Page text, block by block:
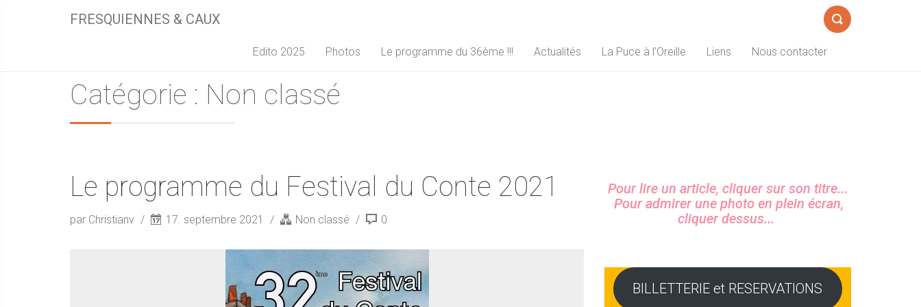
FRESQUIENNES & CAUX
de
Edito 2025 Photos Le programme du 36ème !!! Actualités La Puce à l’Oreille Liens Nous contacter
Catégorie : Non classé
Le programme du Festival du Conte 2021
par Christianv 17. septembre 2021 Non classé 0
Sidebar
Pour lire un article, cliquer sur son titre...
Pour admirer une photo en plein écran,
cliquer dessus...
BILLETTERIE et RESERVATIONS